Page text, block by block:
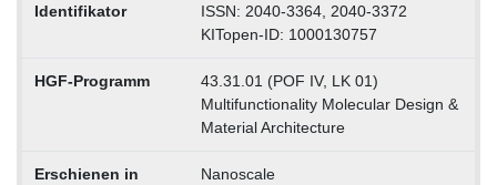
Identifikator
ISSN: 2040-3364, 2040-3372
KITopen-ID: 1000130757
HGF-Programm
43.31.01 (POF IV, LK 01)
Multifunctionality Molecular Design &
Material Architecture
Erschienen in Nanoscale